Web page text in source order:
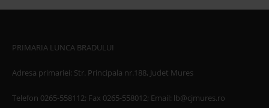
PRIMARIA LUNCA BRADULUI
Adresa primariei: Str. Principala nr.188, Judet Mures
Telefon 0265-558112; Fax 0265-558012; Email: lb@cjmures.ro